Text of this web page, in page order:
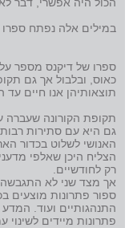
במילים אלה נפתח
ספרו של דיקנס מספר
כאוס, ובלבול אך גם
תוצאותיהן אנו חיים עד
תקופת הקורונה שעברה
גם היא עם סתירות
האנושי לשלוט בכדור
הצליח היכן שאלפי
רק לחודשיים.
אך מצד שני לא התגבשה
ספור פתרונות מוצעים
התנהגותיים ועוד.
פתרונות מיידים לשינוי